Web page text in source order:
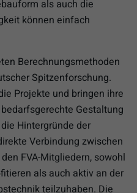
als auch die
können einfach
Berechnungsmethoden
Spitzenforschung.
Projekte und bringen ihre
Gestaltung
Hintergründe der
Verbindung zwischen
FVA-Mitgliedern, sowohl
als auch aktiv an der
teilzuhaben. Die